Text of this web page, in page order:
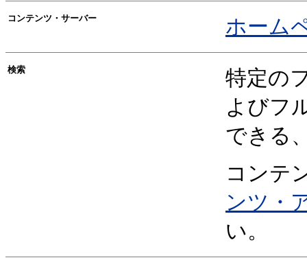
コンテンツ・サーバー ホーム
検索
特定の
よびフ
できる
コンテ
ンツ・
い。